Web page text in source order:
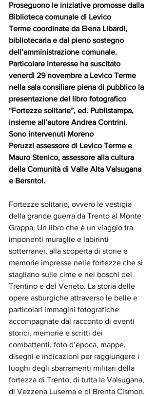
Proseguono le iniziative promosse dalla
Biblioteca comunale di Levico
Terme coordinate da Elena Libardi,
bibliotecaria e dal pieno sostegno
dell’amministrazione comunale.
Particolare interesse ha suscitato
venerdì 29 novembre a Levico Terme
nella sala consiliare piena di pubblico la
presentazione del libro fotografico
“Fortezze solitarie”, ed. Publistampa,
insieme all’autore Andrea Contrini.
Sono intervenuti Moreno
Peruzzi assessore di Levico Terme e
Mauro Stenico, assessore alla cultura
della Comunità di Valle Alta Valsugana
e Bersntol.
Fortezze solitarie, ovvero le vestigia
della grande guerra da Trento al Monte
Grappa. Un libro che è un viaggio tra
imponenti muraglie e labirinti
sotterranei, alla scoperta di storie e
memorie impresse nelle fortezze che si
stagliano sulle cime e nei boschi del
Trentino e del Veneto. La storia delle
opere asburgiche attraverso le belle e
particolari immagini fotografiche
accompagnate dal racconto di eventi
storici, memorie e scritti dei
combattenti, foto d’epoca, mappe,
disegni e indicazioni per raggiungere i
luoghi degli sbarramenti militari della
fortezza di Trento, di tutta la Valsugana,
di Vezzena Luserna e di Brenta Cismon.